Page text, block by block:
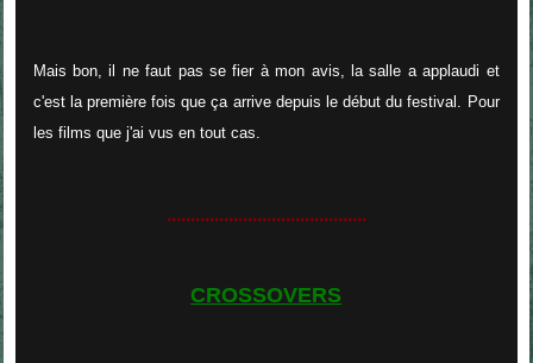
Mais bon, il ne faut pas se fier à mon avis, la salle a applaudi et
c'est la première fois que ça arrive depuis le début du festival. Pour
les films que j'ai vus en tout cas.
..........................................
CROSSOVERS